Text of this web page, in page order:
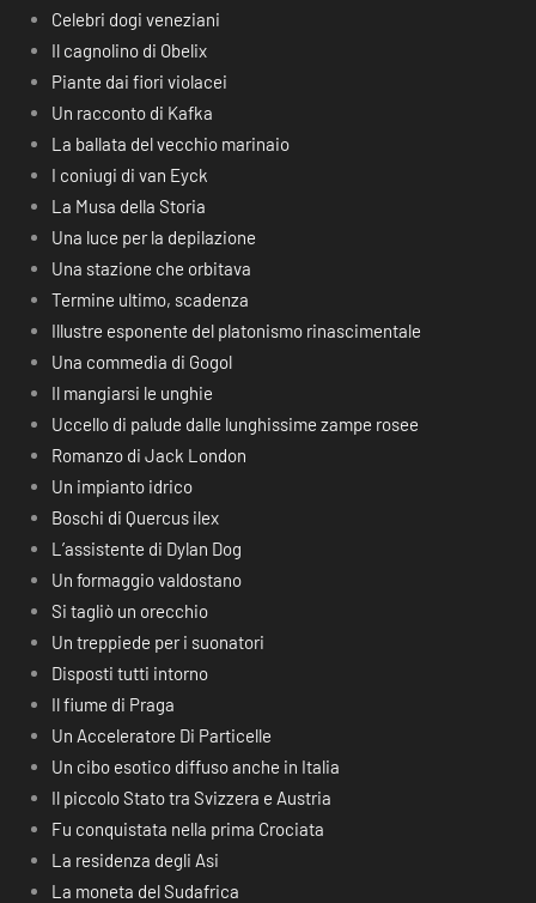
Celebri dogi veneziani
Il cagnolino di Obelix
Piante dai fiori violacei
Un racconto di Kafka
La ballata del vecchio marinaio
I coniugi di van Eyck
La Musa della Storia
Una luce per la depilazione
Una stazione che orbitava
Termine ultimo, scadenza
Illustre esponente del platonismo rinascimentale
Una commedia di Gogol
Il mangiarsi le unghie
Uccello di palude dalle lunghissime zampe rosee
Romanzo di Jack London
Un impianto idrico
Boschi di Quercus ilex
L’assistente di Dylan Dog
Un formaggio valdostano
Si tagliò un orecchio
Un treppiede per i suonatori
Disposti tutti intorno
Il fiume di Praga
Un Acceleratore Di Particelle
Un cibo esotico diffuso anche in Italia
Il piccolo Stato tra Svizzera e Austria
Fu conquistata nella prima Crociata
La residenza degli Asi
La moneta del Sudafrica